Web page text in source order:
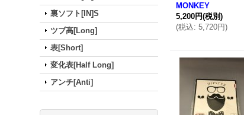
裏ソフト[IN]S
ツブ高[Long]
表[Short]
変化表[Half Long]
アンチ[Anti]
MONKEY
5,200円(税別)
(税込: 5,720円)